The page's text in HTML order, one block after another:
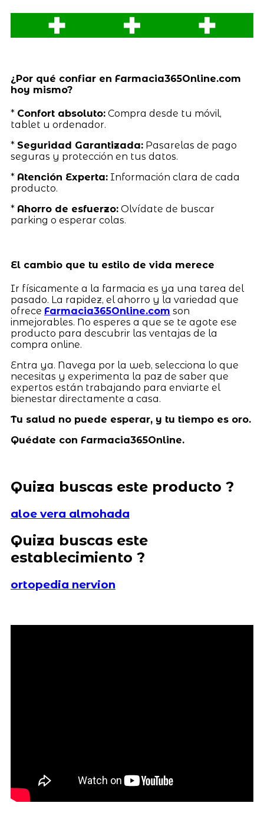
¿Por qué confiar en Farmacia365Online.com
hoy mismo?
* Confort absoluto:Compra desde tu móvil,
tablet u ordenador.
* Seguridad Garantizada:Pasarelas de pago
seguras y protección en tus datos.
* Atención Experta:Información clara de cada
producto.
* Ahorro de esfuerzo:Olvídate de buscar
parking o esperar colas.
El cambio que tu estilo de vida merece
Ir físicamente a la farmacia es ya una tarea del
pasado. La rapidez, el ahorro y la variedad que
ofrece Farmacia365Online.com son
inmejorables. No esperes a que se te agote ese
producto para descubrir las ventajas de la
compra online.
Entra ya. Navega por la web, selecciona lo que
necesitas y experimenta la paz de saber que
expertos están trabajando para enviarte el
bienestar directamente a casa.
Tu salud no puede esperar, y tu tiempo es oro.
Quédate con Farmacia365Online.
Quiza buscas este producto ?
aloe vera almohada
Quiza buscas este
establecimiento ?
ortopedia nervion